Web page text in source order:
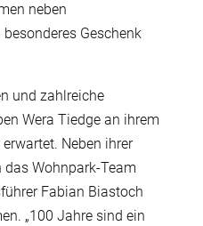
neben
Geschenk
und zahlreiche
Wera Tiedge an ihrem
Neben ihrer
Wohnpark-Team
Fabian Biastoch
„100 Jahre sind ein